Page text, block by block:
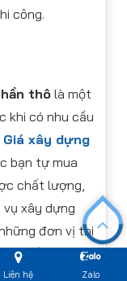
công.
thô là một
khi có nhu cầu
Giá xây dựng
bạn tự mua
chất lượng,
xây dựng
đơn vị thi
nhiều thời
thiết bị hàn
Liên hệ Zalo